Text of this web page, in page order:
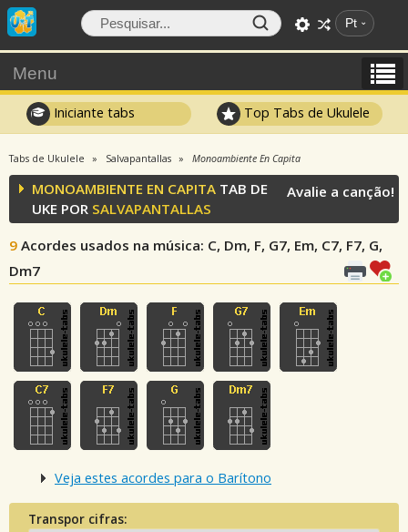
Pt
Menu
Iniciante tabs Top Tabs de Ukulele
Tabs de Ukulele Salvapantallas Monoambiente En Capita
MONOAMBIENTE EN CAPITA TAB DE
UKE POR SALVAPANTALLAS
9 Acordes usados na música: C, Dm, F, G7, Em, C7, F7, G,
Dm7
Avalie a canção!
Veja estes acordes para o Barítono
Transpor cifras: